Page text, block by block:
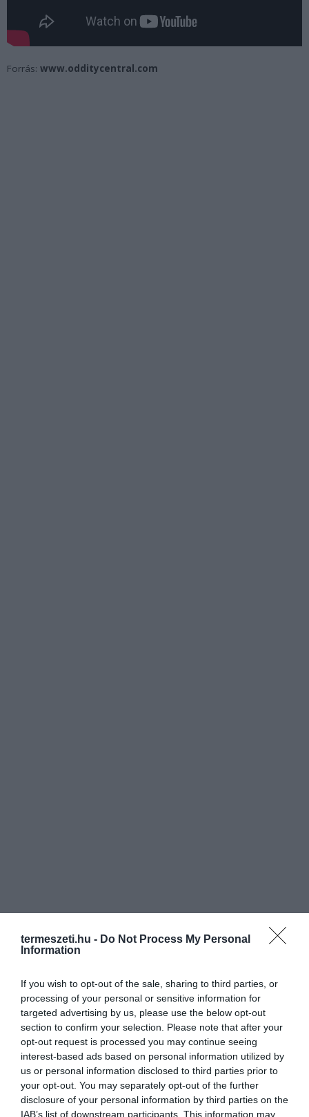
termeszeti.hu - Do Not Process My Personal
Information
If you wish to opt-out of the sale, sharing to third parties, or
processing of your personal or sensitive information for
targeted advertising by us, please use the below opt-out
section to confirm your selection. Please note that after your
opt-out request is processed you may continue seeing
interest-based ads based on personal information utilized by
us or personal information disclosed to third parties prior to
your opt-out. You may separately opt-out of the further
disclosure of your personal information by third parties on the
IAB’s list of downstream participants. This information may
Forrás: www.odditycentral.com